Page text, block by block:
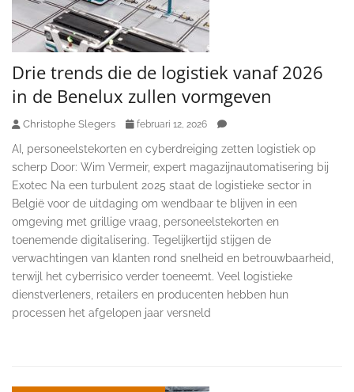
Drie trends die de logistiek vanaf 2026
in de Benelux zullen vormgeven
Christophe Slegers februari 12, 2026
AI, personeelstekorten en cyberdreiging zetten logistiek op
scherp Door: Wim Vermeir, expert magazijnautomatisering bij
Exotec Na een turbulent 2025 staat de logistieke sector in
België voor de uitdaging om wendbaar te blijven in een
omgeving met grillige vraag, personeelstekorten en
toenemende digitalisering. Tegelijkertijd stijgen de
verwachtingen van klanten rond snelheid en betrouwbaarheid,
terwijl het cyberrisico verder toeneemt. Veel logistieke
dienstverleners, retailers en producenten hebben hun
processen het afgelopen jaar versneld